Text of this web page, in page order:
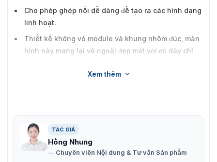
Cho phép ghép nối dễ dàng để tạo ra các hình dạng
linh hoạt.
Thiết kế không vỏ module và khung nhôm đúc, màn
hình này mang lại vẻ ngoài đẹp mắt với độ dày chỉ
Thiết kế bảo trì phía trước với hệ thống nam châm,
Màn hình hỗ trợ giải pháp cong, cho phép tạo ra các
hình dạng độc đáo. Với khả năng cong từ 0° đến 90°
theo chiều ngang và 10° theo chiều dọc.
Xem thêm
TÁC GIẢ
Hồng Nhung
Chuyên viên Nội dung & Tư vấn Sản phẩm